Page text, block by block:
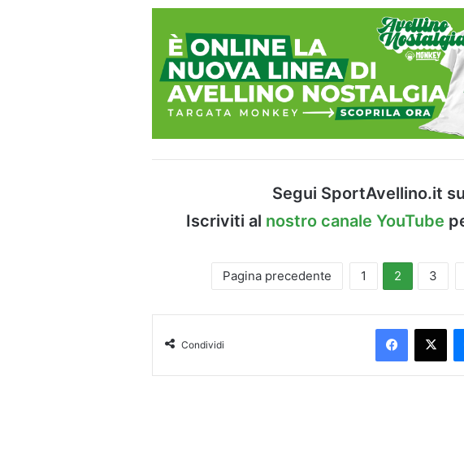
Segui SportAvellino.it su
Iscriviti al nostro canale YouTube
Pagina precedente 1 2 3
Condividi
Facebook
X